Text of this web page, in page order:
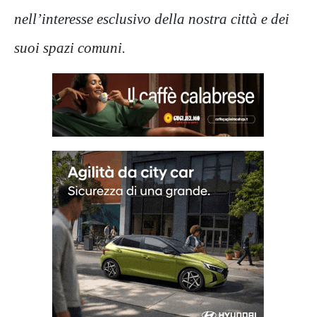
nell’interesse esclusivo della nostra città e dei
suoi spazi comuni.